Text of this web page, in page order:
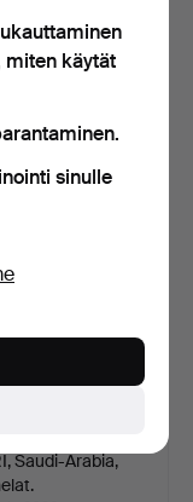
6 kpl,
olympia-
Saudi-Arabia,
miten käytät
sinulle